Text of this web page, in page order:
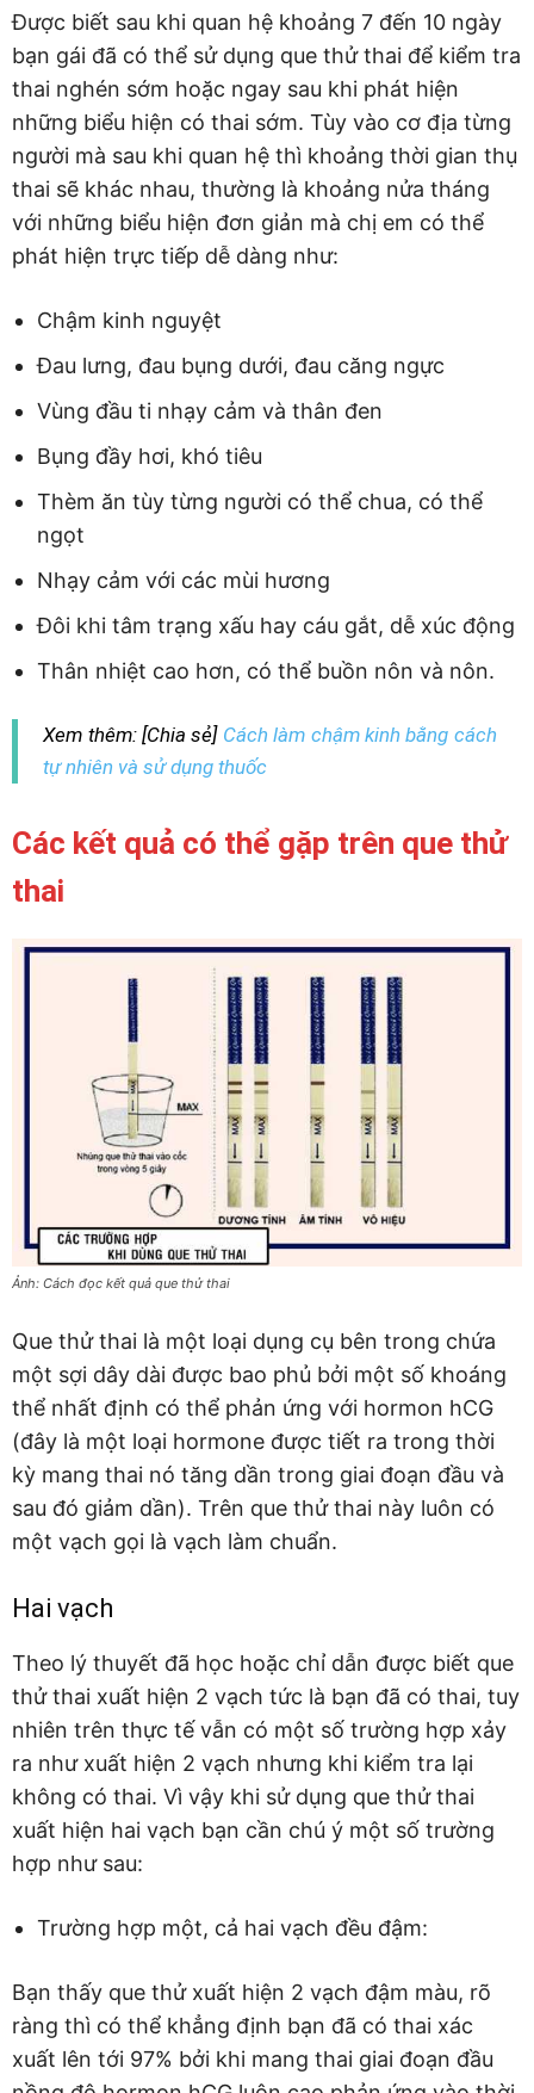
Được biết sau khi quan hệ khoảng 7 đến 10 ngày
bạn gái đã có thể sử dụng que thử thai để kiểm tra
thai nghén sớm hoặc ngay sau khi phát hiện
những biểu hiện có thai sớm. Tùy vào cơ địa từng
người mà sau khi quan hệ thì khoảng thời gian thụ
thai sẽ khác nhau, thường là khoảng nửa tháng
với những biểu hiện đơn giản mà chị em có thể
phát hiện trực tiếp dễ dàng như:
Chậm kinh nguyệt
Đau lưng, đau bụng dưới, đau căng ngực
Vùng đầu ti nhạy cảm và thân đen
Bụng đầy hơi, khó tiêu
Thèm ăn tùy từng người có thể chua, có thể
ngọt
Nhạy cảm với các mùi hương
Đôi khi tâm trạng xấu hay cáu gắt, dễ xúc động
Thân nhiệt cao hơn, có thể buồn nôn và nôn.
Xem thêm: [Chia sẻ] Cách làm chậm kinh bằng cách
tự nhiên và sử dụng thuốc
Các kết quả có thể gặp trên que thử
thai
Ảnh: Cách đọc kết quả que thử thai
Que thử thai là một loại dụng cụ bên trong chứa
một sợi dây dài được bao phủ bởi một số khoáng
thể nhất định có thể phản ứng với hormon hCG
(đây là một loại hormone được tiết ra trong thời
kỳ mang thai nó tăng dần trong giai đoạn đầu và
sau đó giảm dần). Trên que thử thai này luôn có
một vạch gọi là vạch làm chuẩn.
Hai vạch
Theo lý thuyết đã học hoặc chỉ dẫn được biết que
thử thai xuất hiện 2 vạch tức là bạn đã có thai, tuy
nhiên trên thực tế vẫn có một số trường hợp xảy
ra như xuất hiện 2 vạch nhưng khi kiểm tra lại
không có thai. Vì vậy khi sử dụng que thử thai
xuất hiện hai vạch bạn cần chú ý một số trường
hợp như sau:
Trường hợp một, cả hai vạch đều đậm:
Bạn thấy que thử xuất hiện 2 vạch đậm màu, rõ
ràng thì có thể khẳng định bạn đã có thai xác
xuất lên tới 97% bởi khi mang thai giai đoạn đầu